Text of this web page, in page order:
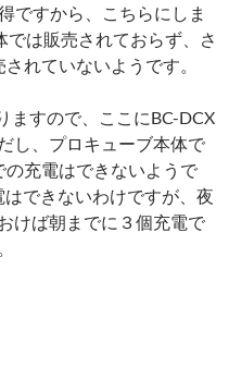
ですから、こちらにしま
では販売されておらず、さ
れていないようです。
ますので、ここにBC-DCX
し、プロキューブ本体で
の充電はできないようで
できないわけですが、夜
けば朝までに３個充電で